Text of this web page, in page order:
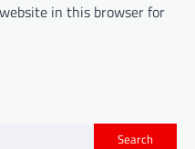
in this browser for
Search